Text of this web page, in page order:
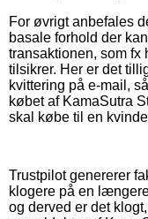
For øvrigt anbefales
basale forhold der
transaktionen, som fx
tilsikrer. Her er det
kvittering på e-mail,
købet af KamaSutra
skal købe til en
Trustpilot genererer
klogere på en
og derved er det